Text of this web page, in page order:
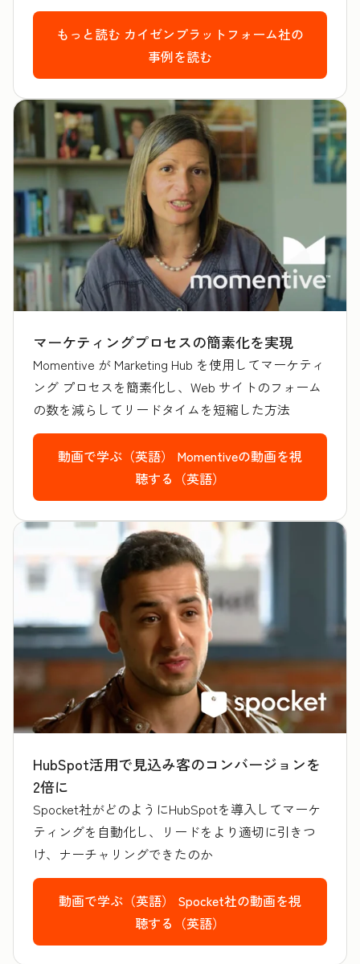
もっと読む カイゼンプラットフォーム社の
事例を読む
マーケティングプロセスの簡素化を実現
Momentive が Marketing Hub を使用してマーケティ
ング プロセスを簡素化し、Web サイトのフォーム
の数を減らしてリードタイムを短縮した方法
動画で学ぶ（英語） Momentiveの動画を視
聴する（英語）
HubSpot活用で見込み客のコンバージョンを
2倍に
Spocket社がどのようにHubSpotを導入してマーケ
ティングを自動化し、リードをより適切に引きつ
け、ナーチャリングできたのか
動画で学ぶ（英語） Spocket社の動画を視
聴する（英語）